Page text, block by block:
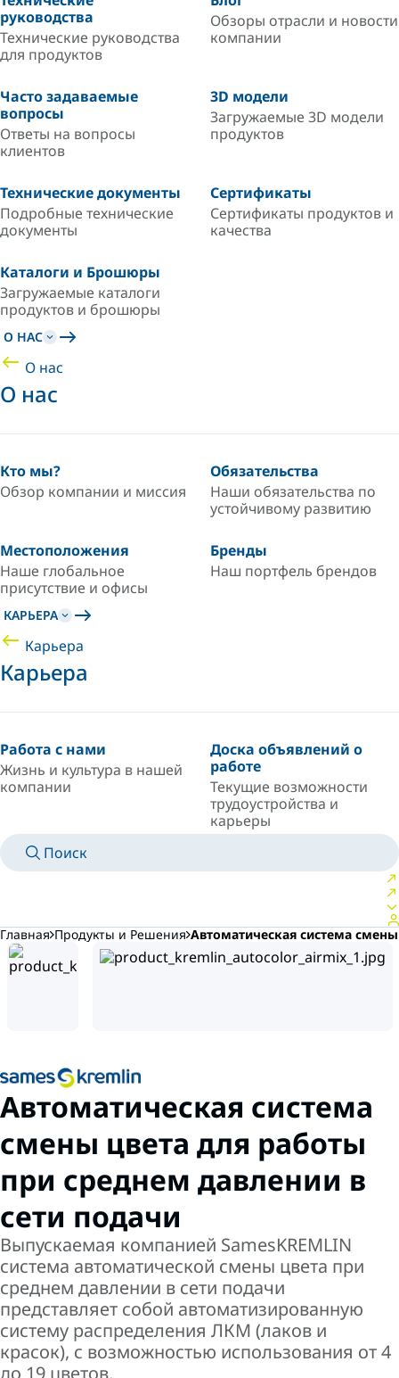
руководства
Технические руководства
для продуктов
Обзоры отрасли и новости
компании
Часто задаваемые
вопросы
Ответы на вопросы
клиентов
3D модели
Загружаемые 3D модели
продуктов
Технические документы
Подробные технические
документы
Сертификаты
Сертификаты продуктов и
качества
Каталоги и Брошюры
Загружаемые каталоги
продуктов и брошюры
О НАС
О нас
О нас
Кто мы?
Обзор компании и миссия
Обязательства
Наши обязательства по
устойчивому развитию
Местоположения
Наше глобальное
присутствие и офисы
Бренды
Наш портфель брендов
КАРЬЕРА
Карьера
Карьера
Работа с нами
Жизнь и культура в нашей
компании
Доска объявлений о
работе
Текущие возможности
трудоустройства и
карьеры
Поиск
Главная Продукты и Решения Автоматическая система
Автоматическая система
смены цвета для работы
при среднем давлении в
сети подачи
Выпускаемая компанией SamesKREMLIN
система автоматической смены цвета при
среднем давлении в сети подачи
представляет собой автоматизированную
систему распределения ЛКМ (лаков и
красок), с возможностью использования от 4
до 19 цветов.